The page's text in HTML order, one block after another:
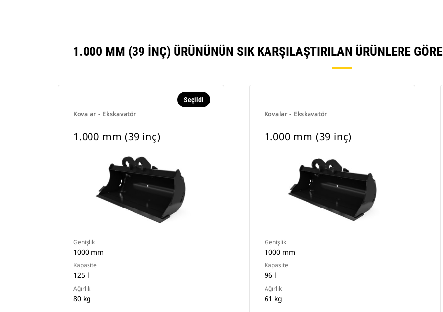
1.000 MM (39 INÇ) ÜRÜNÜNÜN SIK KARŞILAŞTIRILAN ÜRÜNLERE
Kovalar - Ekskavatör
Seçildi
1.000 mm (39 inç)
Genişlik
1000 mm
Kapasite
125 l
Ağırlık
80 kg
Kovalar - Ekskavatör
1.000 mm (39 inç)
Genişlik
1000 mm
Kapasite
96 l
Ağırlık
61 kg